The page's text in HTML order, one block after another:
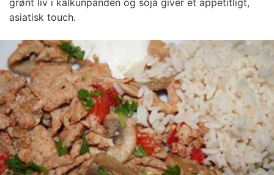
grønt liv i kalkunpanden og soja giver et appetitligt,
asiatisk touch.